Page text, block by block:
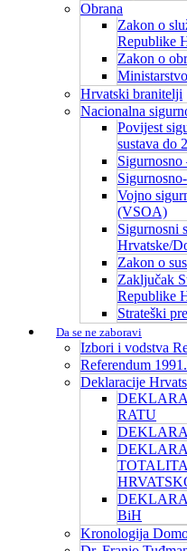
Obrana
Zakon o
Republike
Zakon o
Hrvatski branitelji
Nacionalna
Povijest
sustava do
Sigurnosno
Vojno
(VSOA)
Sigurnosni
Hrvatske/
Zakon o
Zaključak
Republike
Strateški
Da se ne zaboravi
Izbori i vodstva
Referendum 1991.
Deklaracije
RATU
BiH
Kronologija